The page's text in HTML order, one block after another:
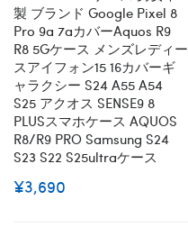
製 ブランド Google Pixel 8
Pro 9a 7aカバーaquos R9
R8 5Gケース メンズレディー
スアイフォン15 16カバーギ
ャラクシー S24 A55 A54
S25 アクオス SENSE9 8
PLUSスマホケース AQUOS
R8/R9 PRO Samsung S24
S23 S22 S25ultraケース
¥3,690